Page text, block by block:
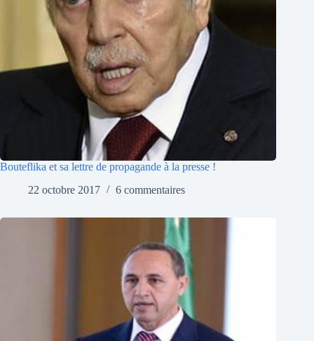
Bouteflika et sa lettre de propagande à la presse !
22 octobre 2017
6 commentaires